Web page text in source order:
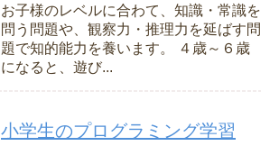
お子様のレベルに合わて、知識・常識を
問う問題や、観察力・推理力を延ばす問
題で知的能力を養います。 ４歳～６歳
になると、遊び...
小学生のプログラミング学習